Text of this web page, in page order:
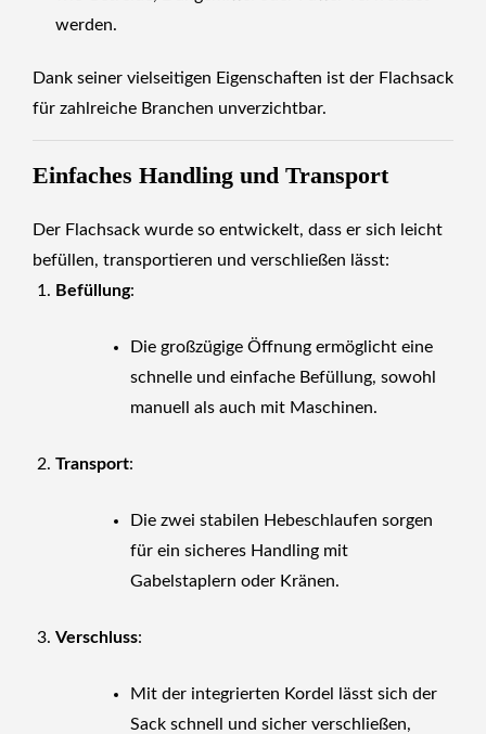
werden.
Dank seiner vielseitigen Eigenschaften ist der Flachsack
für zahlreiche Branchen unverzichtbar.
Einfaches Handling und Transport
Der Flachsack wurde so entwickelt, dass er sich leicht
befüllen, transportieren und verschließen lässt:
Befüllung:
Die großzügige Öffnung ermöglicht eine
schnelle und einfache Befüllung, sowohl
manuell als auch mit Maschinen.
Transport:
Die zwei stabilen Hebeschlaufen sorgen
für ein sicheres Handling mit
Gabelstaplern oder Kränen.
Verschluss:
Mit der integrierten Kordel lässt sich der
Sack schnell und sicher verschließen,